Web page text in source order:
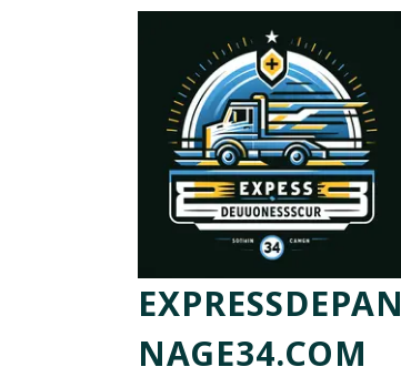
EXPRESSDEPAN
NAGE34.COM